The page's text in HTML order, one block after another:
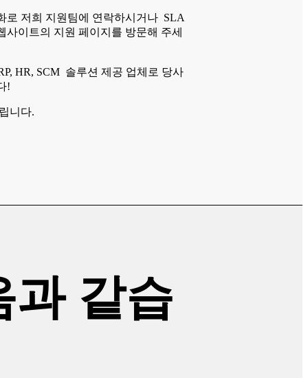
로 저희 지원팀에 연락하시거나 SLA
사이트의 지원 페이지를 방문해 주세
HR, SCM 솔루션 제공 업체로 당사
!
니다.
과 같습